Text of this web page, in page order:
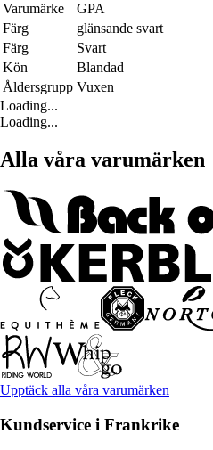
Varumärke
GPA
Färg
glänsande svart
Färg
Svart
Kön
Blandad
Åldersgrupp Vuxen
Loading...
Loading...
Alla våra varumärken
Upptäck alla våra varumärken
Kundservice i Frankrike